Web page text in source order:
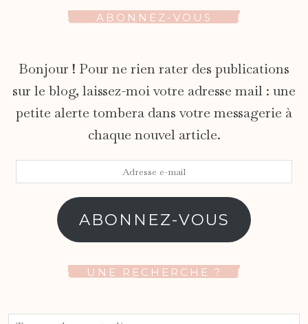
ABONNEZ-VOUS
Bonjour ! Pour ne rien rater des publications
sur le blog, laissez-moi votre adresse mail : une
petite alerte tombera dans votre messagerie à
chaque nouvel article.
ABONNEZ-VOUS
UNE RECHERCHE ?